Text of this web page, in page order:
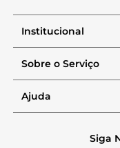
Institucional
Sobre o Serviço
Ajuda
Siga